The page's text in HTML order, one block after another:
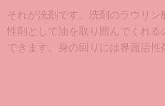
それが洗剤です。洗剤のラウリ
性剤として油を取り囲んでくれ
できます。身の回りには界面活性